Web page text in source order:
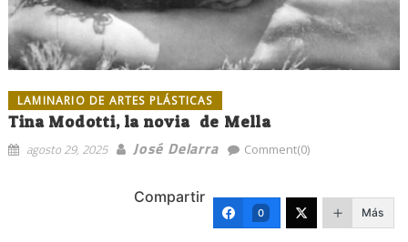
LAMINARIO DE ARTES PLÁSTICAS
Tina Modotti, la novia de Mella
agosto 29, 2025 José Delarra Comment(0)
Compartir
0 Más